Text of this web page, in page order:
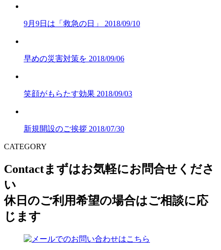
9月9日は「救急の日」 2018/09/10
早めの災害対策を 2018/09/06
笑顔がもらたす効果 2018/09/03
新規開設のご挨拶 2018/07/30
CATEGORY
Contactまずはお気軽にお問合せくださ
い
休日のご利用希望の場合はご相談に応
じます